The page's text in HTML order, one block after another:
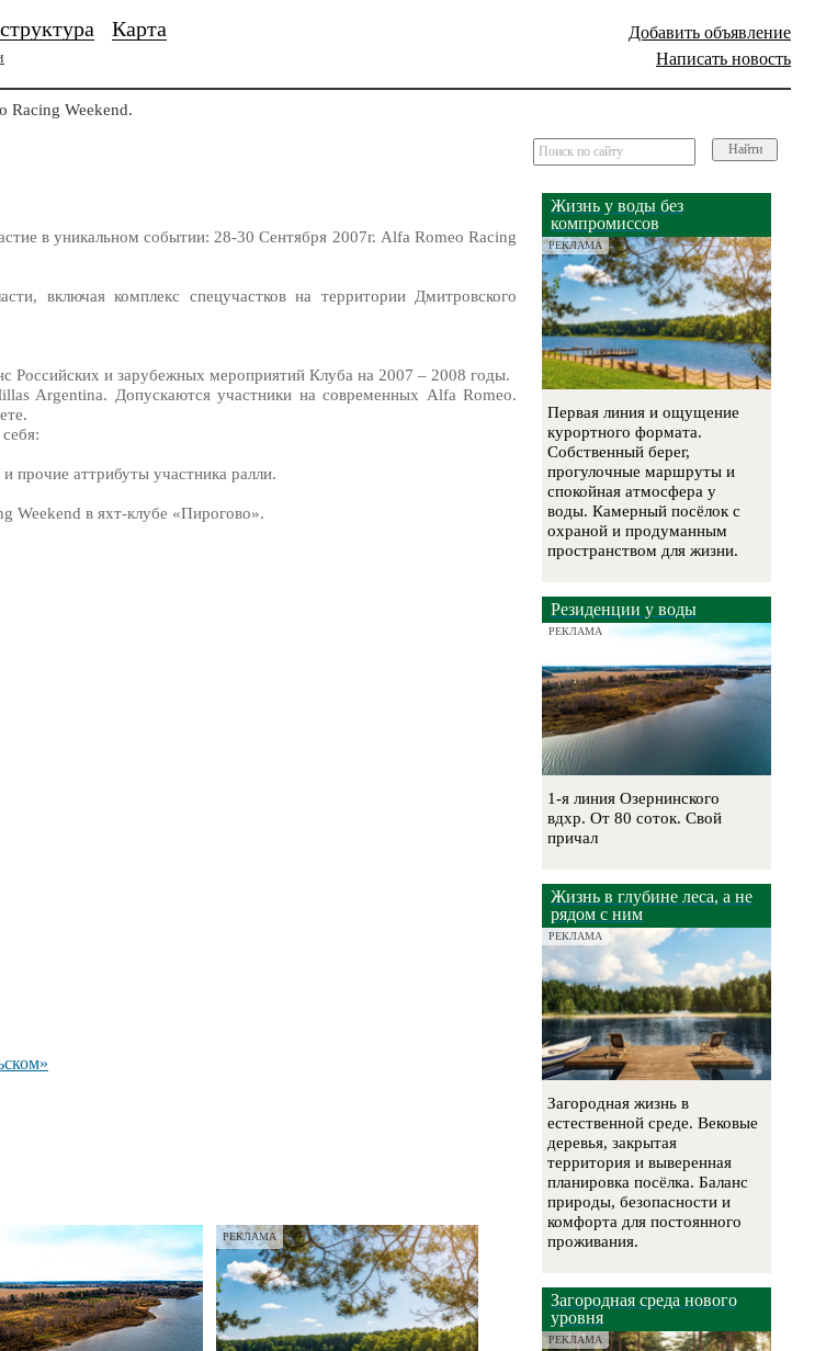
Добавить объявление
Написать новость
Карта
Racing Weekend.
в уникальном событии: 28-30 Сентября 2007г. Alfa Romeo Racing
включая комплекс спецучастков на территории Дмитровского
Российских и зарубежных мероприятий Клуба на 2007 – 2008 годы.
Argentina. Допускаются участники на современных Alfa Romeo.
прочие аттрибуты участника ралли.
Weekend в яхт-клубе «Пирогово».
РЕКЛАМА
Найти
Жизнь у воды без
компромиссов
РЕКЛАМА
Первая линия и ощущение
курортного формата.
Собственный берег,
прогулочные маршруты и
спокойная атмосфера у
воды. Камерный посёлок с
охраной и продуманным
пространством для жизни.
Резиденции у воды
РЕКЛАМА
1-я линия Озернинского
вдхр. От 80 соток. Свой
причал
Жизнь в глубине леса, а не
рядом с ним
РЕКЛАМА
Загородная жизнь в
естественной среде. Вековые
деревья, закрытая
территория и выверенная
планировка посёлка. Баланс
природы, безопасности и
комфорта для постоянного
проживания.
Загородная среда нового
уровня
РЕКЛАМА